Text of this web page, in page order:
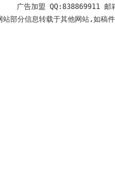
广告加盟 QQ:838869911 邮
站部分信息转载于其他网站,如稿